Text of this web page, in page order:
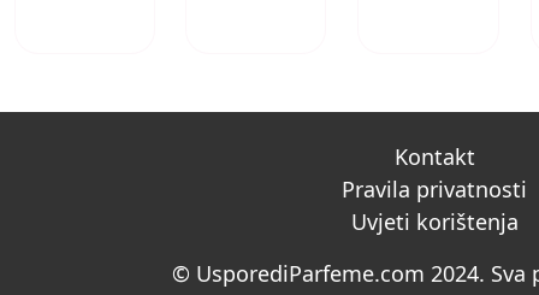
Kontakt
Pravila privatnosti
Uvjeti korištenja
© UsporediParfeme.com 2024. Sva